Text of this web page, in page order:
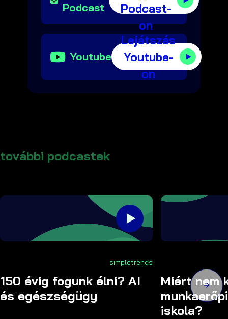
Podcast
Podcast-
on
Youtube
Lejátszás
Youtube-
on
további podcastek
simpletrends
150 évig fogunk élni? AI
és egészségügy
Miért nem
iskola?